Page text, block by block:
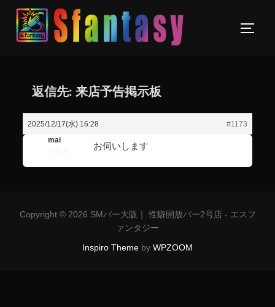
返信先: 来店予告掲示板
2025/12/17(水) 16:28
#1173
mai
お伺いします
Copyright © 2026 SMバー大阪｜ 性癖開放バー2号店 - エスフ
ァンタジー
Inspiro Theme by WPZOOM